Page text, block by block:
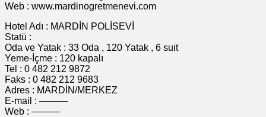
Web : www.mardinogretmenevi.com
Hotel Adı : MARDİN POLİSEVİ
Statü :
Oda ve Yatak : 33 Oda , 120 Yatak , 6 suit
Yeme-İçme : 120 kapalı
Tel : 0 482 212 9872
Faks : 0 482 212 9683
Adres : MARDİN/MERKEZ
E-mail : ———
Web : ———